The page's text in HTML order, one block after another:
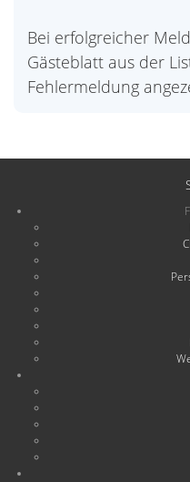
Bei erfolgreicher
Gästeblatt aus der
Fehlermeldung